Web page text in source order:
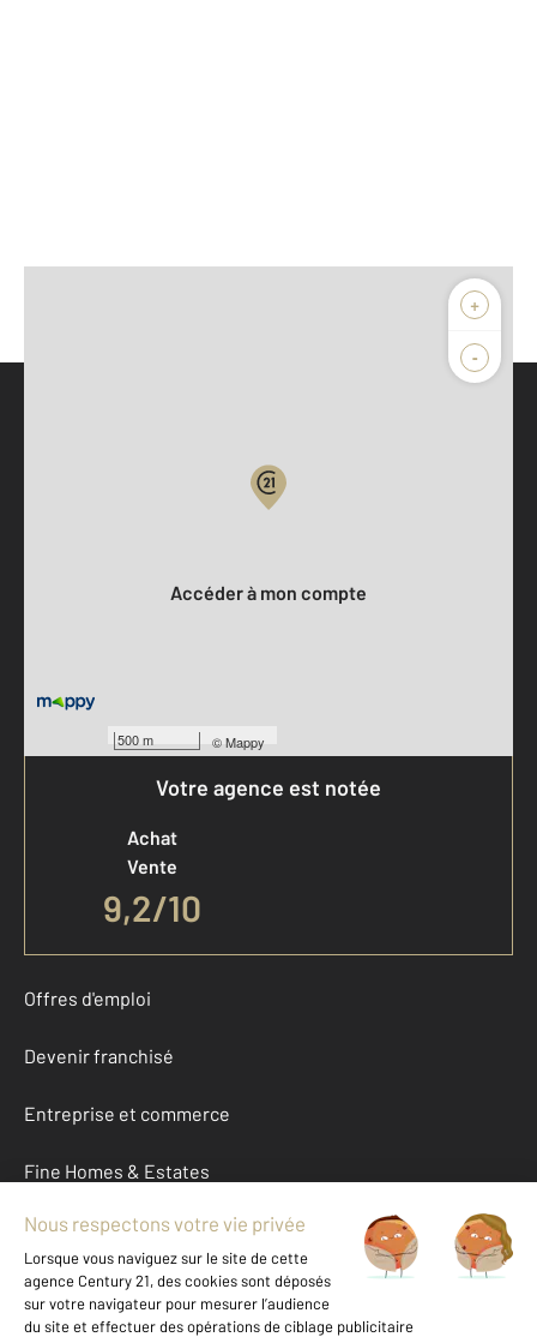
+
-
500 m ©Mappy
Accéder à mon compte
Votre agence est notée
Achat
Vente
9,2/10
Offres d'emploi
Devenir franchisé
Entreprise et commerce
Fine Homes & Estates
À propos
International